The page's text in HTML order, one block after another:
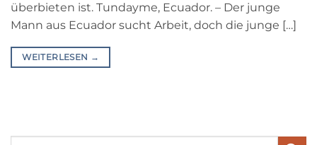
überbieten ist. Tundayme, Ecuador. – Der junge
Mann aus Ecuador sucht Arbeit, doch die junge […]
WEITERLESEN →